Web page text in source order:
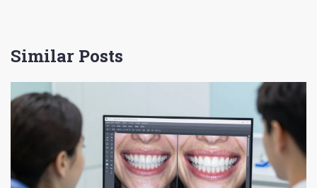
Similar Posts